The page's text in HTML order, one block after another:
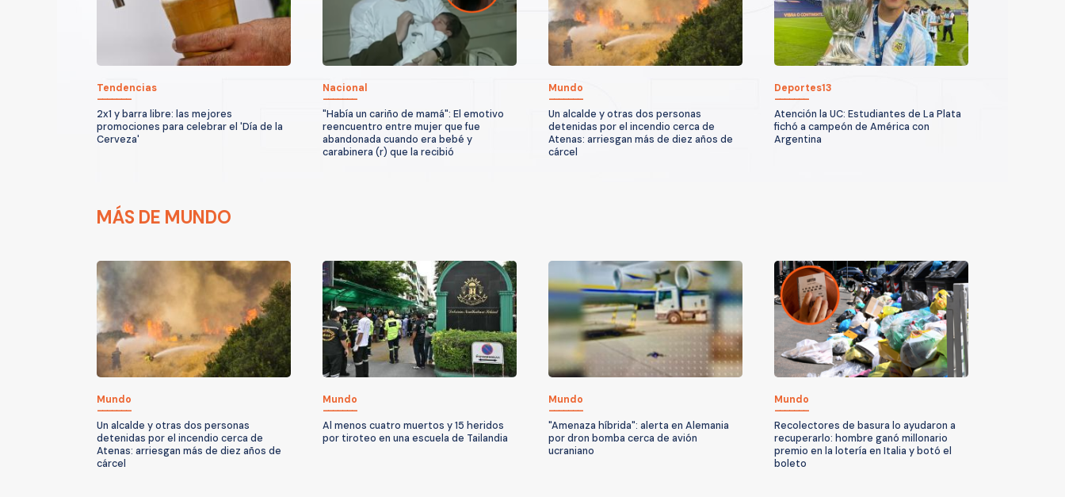
Tendencias
2x1 y barra libre: las mejores
promociones para celebrar el 'Día de la
Cerveza'
Nacional
"Había un cariño de mamá": El emotivo
reencuentro entre mujer que fue
abandonada cuando era bebé y
carabinera (r) que la recibió
Mundo
Un alcalde y otras dos personas
detenidas por el incendio cerca de
Atenas: arriesgan más de diez años de
cárcel
Deportes13
Atención la UC: Estudiantes de La Plata
fichó a campeón de América con
Argentina
MÁS DE MUNDO
Mundo
Un alcalde y otras dos personas
detenidas por el incendio cerca de
Atenas: arriesgan más de diez años de
cárcel
Mundo
Al menos cuatro muertos y 15 heridos
por tiroteo en una escuela de Tailandia
Mundo
"Amenaza híbrida": alerta en Alemania
por dron bomba cerca de avión
ucraniano
Mundo
Recolectores de basura lo ayudaron a
recuperarlo: hombre ganó millonario
premio en la lotería en Italia y botó el
boleto